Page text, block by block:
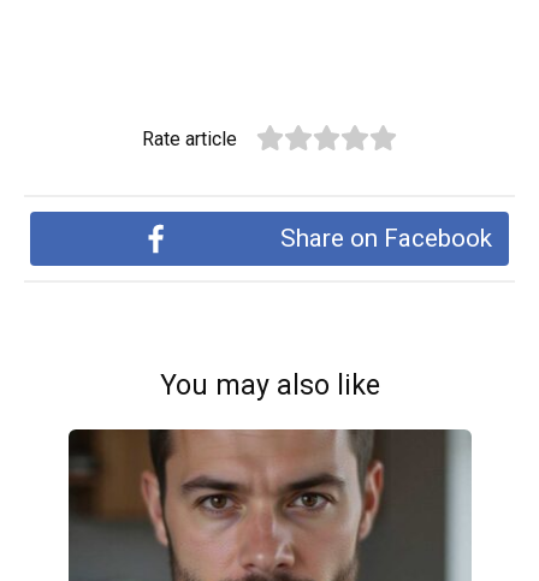
Rate article
Share on Facebook
You may also like